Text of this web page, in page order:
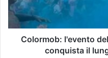
Colormob: l'evento
conquista il